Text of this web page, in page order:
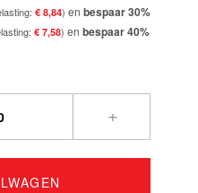
€ 8,84 en bespaar30%
€ 7,58 en bespaar40%
+